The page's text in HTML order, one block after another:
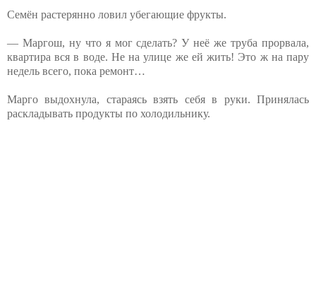
Семён растерянно ловил убегающие фрукты.
— Маргош, ну что я мог сделать? У неё же труба прорвала,
квартира вся в воде. Не на улице же ей жить! Это ж на пару
недель всего, пока ремонт…
Марго выдохнула, стараясь взять себя в руки. Принялась
раскладывать продукты по холодильнику.